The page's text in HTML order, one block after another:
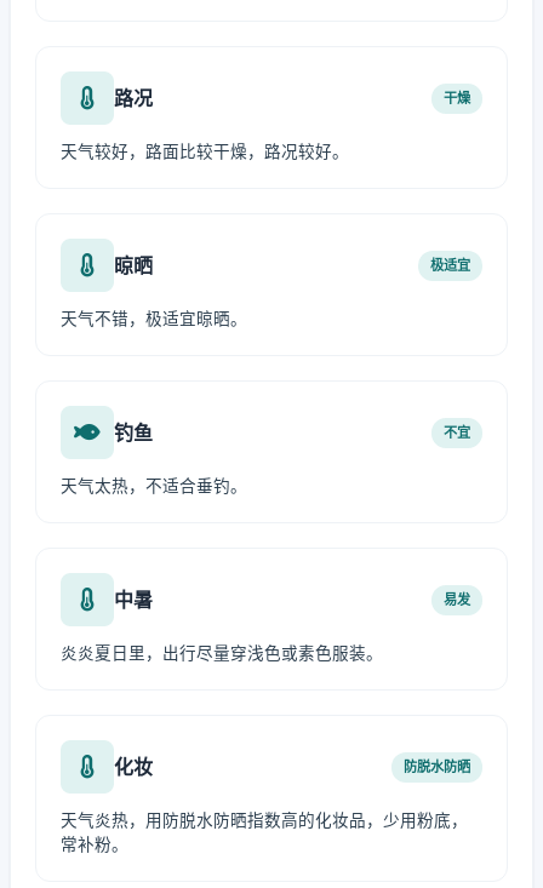
路况 干燥
天气较好，路面比较干燥，路况较好。
晾晒 极适宜
天气不错，极适宜晾晒。
钓鱼 不宜
天气太热，不适合垂钓。
中暑 易发
炎炎夏日里，出行尽量穿浅色或素色服装。
化妆 防脱水防晒
天气炎热，用防脱水防晒指数高的化妆品，少用粉底，
常补粉。